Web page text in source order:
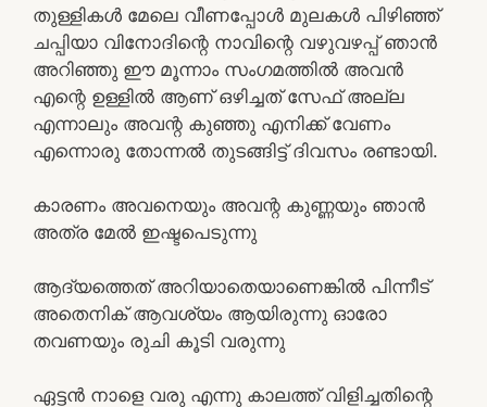
തുള്ളികൾ മേലെ വീണപ്പോൾ മുലകൾ പിഴിഞ്ഞ്
ചപ്പിയാ വിനോദിന്റെ നാവിന്റെ വഴുവഴപ്പ് ഞാൻ
അറിഞ്ഞു ഈ മൂന്നാം സംഗമത്തിൽ അവൻ
എന്റെ ഉള്ളിൽ ആണ് ഒഴിച്ചത് സേഫ് അല്ല
എന്നാലും അവന്റ കുഞ്ഞു എനിക്ക് വേണം
എന്നൊരു തോന്നൽ തുടങ്ങിട്ട് ദിവസം രണ്ടായി.
കാരണം അവനെയും അവന്റ കുണ്ണയും ഞാൻ
അത്ര മേൽ ഇഷ്ടപെടുന്നു
ആദ്യത്തെത് അറിയാതെയാണെങ്കിൽ പിന്നീട്
അതെനിക് ആവശ്യം ആയിരുന്നു ഓരോ
തവണയും രുചി കൂടി വരുന്നു
ഏട്ടൻ നാളെ വരു എന്നു കാലത്ത് വിളിച്ചതിന്റെ